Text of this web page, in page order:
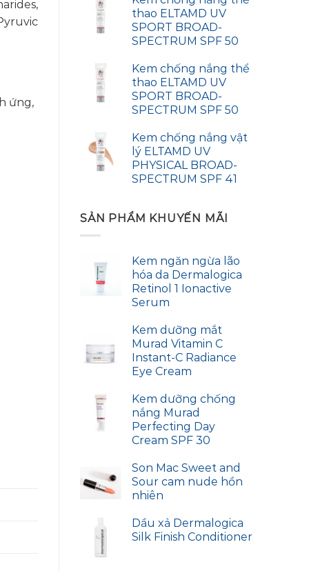
thao ELTAMD UV
SPORT BROAD-
SPECTRUM SPF 50
Kem chống nắng thể
thao ELTAMD UV
SPORT BROAD-
SPECTRUM SPF 50
Kem chống nắng vật
lý ELTAMD UV
PHYSICAL BROAD-
SPECTRUM SPF 41
SẢN PHẨM KHUYẾN MÃI
Kem ngăn ngừa lão
hóa da Dermalogica
Retinol 1 Ionactive
Serum
Kem dưỡng mắt
Murad Vitamin C
Instant-C Radiance
Eye Cream
Kem dưỡng chống
nắng Murad
Perfecting Day
Cream SPF 30
Son Mac Sweet and
Sour cam nude hồn
nhiên
Dầu xả Dermalogica
Silk Finish Conditioner
ứng,